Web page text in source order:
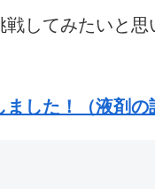
してみたいと
した！（液剤の